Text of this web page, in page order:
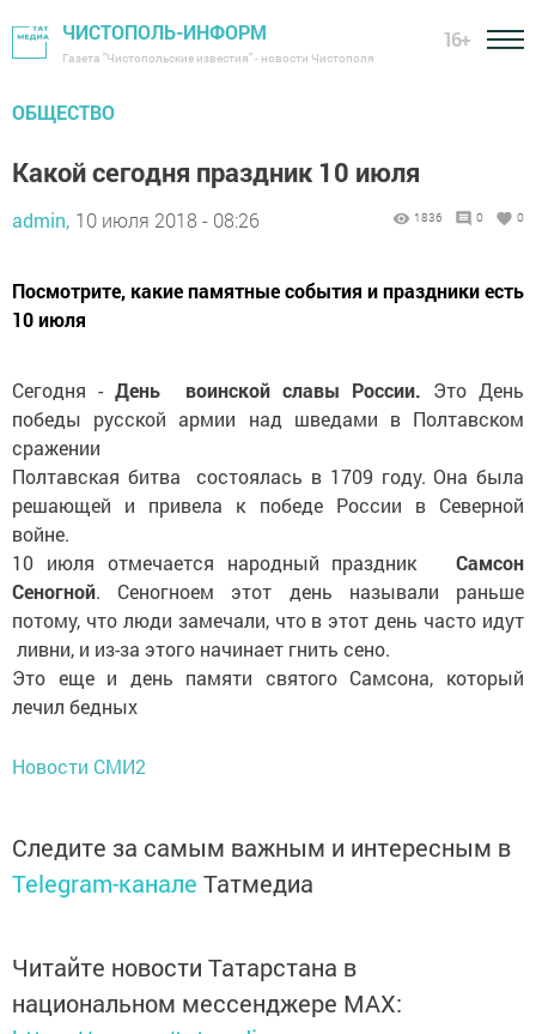
ЧИСТОПОЛЬ-ИНФОРМ
Газета "Чистопольские известия" - новости Чистополя
16+
ОБЩЕСТВО
Какой сегодня праздник 10 июля
admin, 10 июля 2018 - 08:26 1836 0 0
Посмотрите, какие памятные события и праздники есть
10 июля
Сегодня - День воинской славы России. Это День
победы русской армии над шведами в Полтавском
сражении
Полтавская битва состоялась в 1709 году. Она была
решающей и привела к победе России в Северной
войне.
10 июля отмечается народный праздник
Самсон
Сеногной. Сеногноем этот день называли раньше
потому, что люди замечали, что в этот день часто идут
ливни, и из-за этого начинает гнить сено.
Это еще и день памяти святого Самсона, который
лечил бедных
Новости СМИ2
Следите за самым важным и интересным в
Telegram-канале Татмедиа
Читайте новости Татарстана в
национальном мессенджере MАХ: